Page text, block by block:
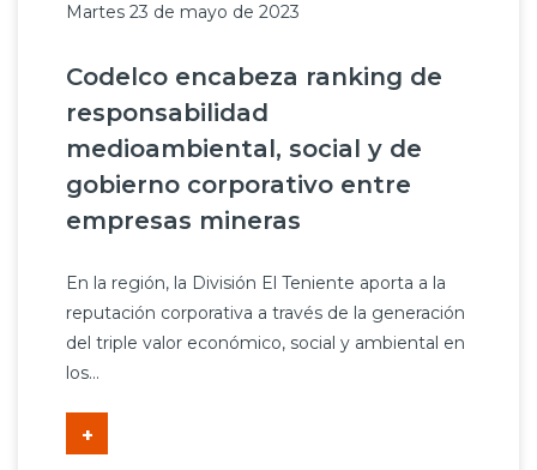
Martes 23 de mayo de 2023
Codelco encabeza ranking de
responsabilidad
medioambiental, social y de
gobierno corporativo entre
empresas mineras
En la región, la División El Teniente aporta a la
reputación corporativa a través de la generación
del triple valor económico, social y ambiental en
los...
+